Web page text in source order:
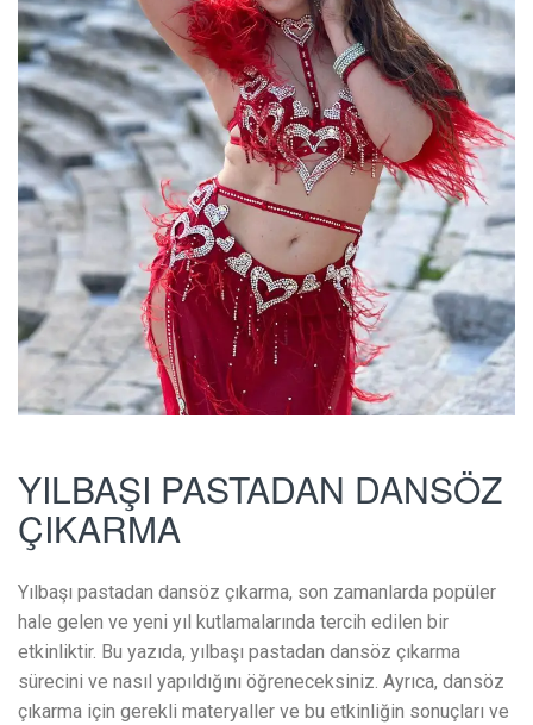
YILBAŞI PASTADAN DANSÖZ
ÇIKARMA
Yılbaşı pastadan dansöz çıkarma, son zamanlarda popüler
hale gelen ve yeni yıl kutlamalarında tercih edilen bir
etkinliktir. Bu yazıda, yılbaşı pastadan dansöz çıkarma
sürecini ve nasıl yapıldığını öğreneceksiniz. Ayrıca, dansöz
çıkarma için gerekli materyaller ve bu etkinliğin sonuçları ve